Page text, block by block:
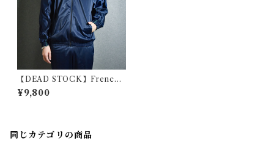
【DEAD STOCK】French
Army Training Jacket フラ
ンス軍 トレーニングジャケッ
¥9,800
同じカテゴリの商品